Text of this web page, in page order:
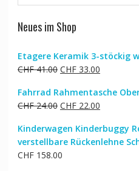
Neues im Shop
Etagere Keramik 3-stöckig
CHF41.00 Ursprünglicher
war:
CHF 41.00
CHF33.00Aktueller
ist:
CHF 33.00.
Fahrrad Rahmentasche
CHF24.00 Ursprünglicher
war:
CHF 24.00
CHF22.00Aktueller
ist:
CHF
Kinderwagen Kinderbuggy
verstellbare Rückenlehne
CHF158.00